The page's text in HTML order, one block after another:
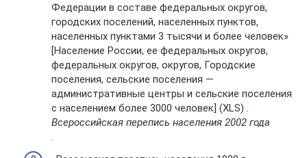
Федерации в составе федеральных округов,
городских поселений, населенных пунктов,
населенных пунктами 3 тысячи и более человек»
[Население России, ее федеральных округов,
федеральных округов, округов, Городские
поселения, сельские поселения —
административные центры и сельские поселения
с населением более 3000 человек] (XLS) .
Всероссийская перепись населения 2002 года
.